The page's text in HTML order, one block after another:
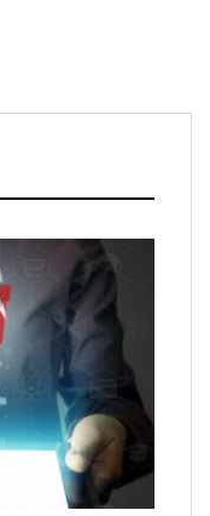
semestre de 2026
espacios de la